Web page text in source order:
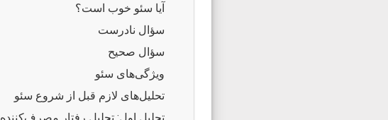
آیا سئو خوب است؟
سؤال نادرست
سؤال صحیح
ویژگی‌های سئو
تحلیل‌های لازم قبل از شروع سئو
تحلیل اول: تحلیل رفتار مصرف‌کننده